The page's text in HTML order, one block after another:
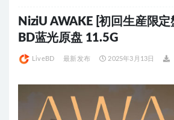
NiziU AWAKE [初回生産限
BD蓝光原盘 11.5G
LiveBD 最新发布 2025年3月13日